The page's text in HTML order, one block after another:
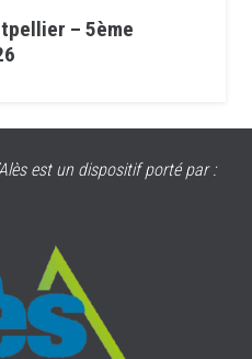
– 5ème
est un dispositif porté par :